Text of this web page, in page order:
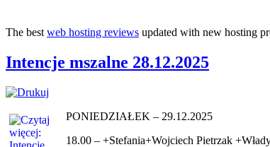
The best web hosting reviews updated with new hosting
Intencje mszalne 28.12.2025
PONIEDZIAŁEK – 29.12.2025
18.00 – +Stefania+Wojciech Pietrzak